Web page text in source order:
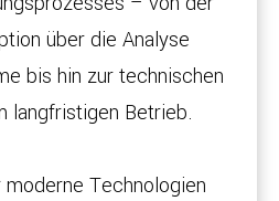
über die Analyse
bis hin zur technischen
langfristigen Betrieb.
Technologien